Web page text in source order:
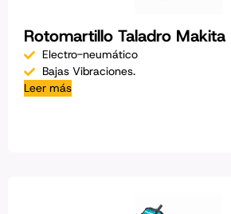
Rotomartillo Taladro
Electro-neumático
Bajas Vibraciones.
Leer más